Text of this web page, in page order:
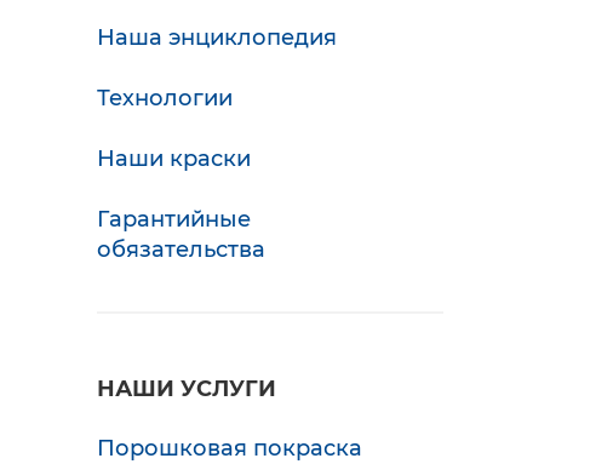
Наша энциклопедия
Технологии
Наши краски
Гарантийные
обязательства
НАШИ УСЛУГИ
Порошковая покраска